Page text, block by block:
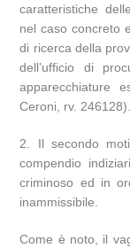
caratteristiche
nel caso concreto
di ricerca della
dell’ufficio di
apparecchiature
Ceroni, rv. 246128).
2. Il secondo
compendio
criminoso ed in
inammissibile.
Come è noto, il